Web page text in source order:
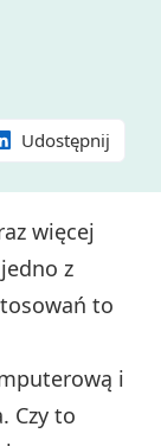
Udostępnij
więcej
z
to
i
Czy to